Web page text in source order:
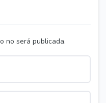
no será publicada.